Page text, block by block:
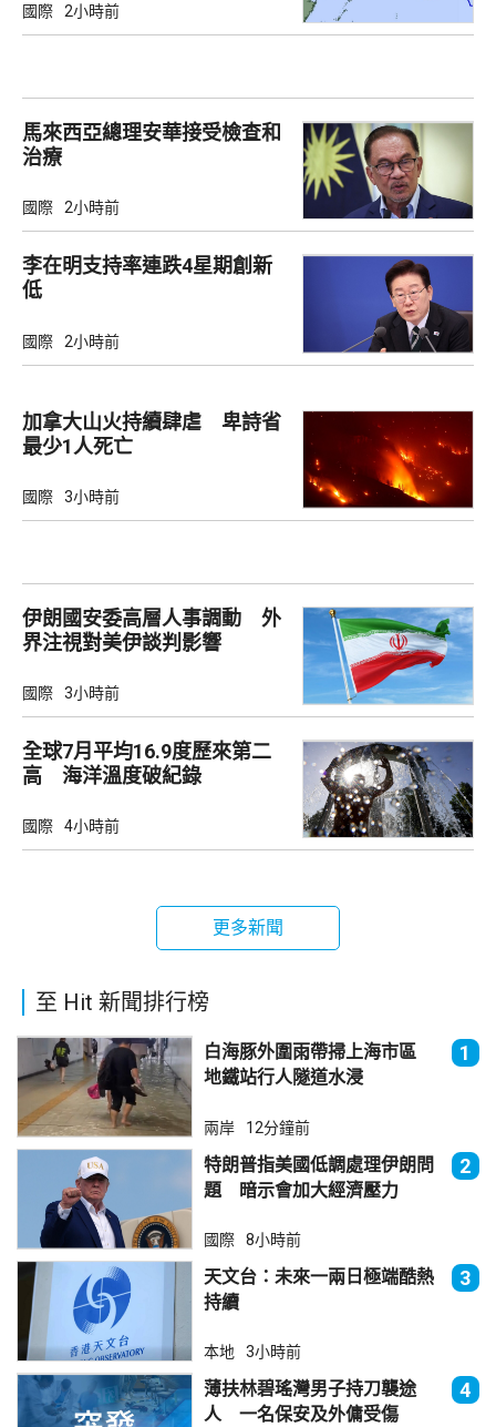
國際 2小時前
馬來西亞總理安華接受檢查和
治療
國際 2小時前
李在明支持率連跌4星期創新
低
國際 2小時前
加拿大山火持續肆虐 卑詩省
最少1人死亡
國際 3小時前
伊朗國安委高層人事調動 外
界注視對美伊談判影響
國際 3小時前
全球7月平均16.9度歷來第二
高 海洋溫度破紀錄
國際 4小時前
更多新聞
至 Hit 新聞排行榜
白海豚外圍雨帶掃上海市區
地鐵站行人隧道水浸
1
兩岸 12分鐘前
特朗普指美國低調處理伊朗問
題 暗示會加大經濟壓力
2
國際 8小時前
天文台：未來一兩日極端酷熱
持續
3
本地 3小時前
薄扶林碧瑤灣男子持刀襲途
人 一名保安及外傭受傷
4